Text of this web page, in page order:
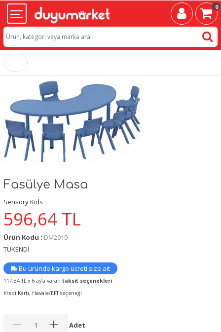
0
Fasülye Masa
Sensory Kids
596,64 TL
Ürün Kodu : DM2919
TÜKENDİ
Bu üründe kargo ücreti size ait
117,34 TL x 6 ay’a varan taksit seçenekleri
Kredi Kartı, Havale/EFT seçeneği
Adet